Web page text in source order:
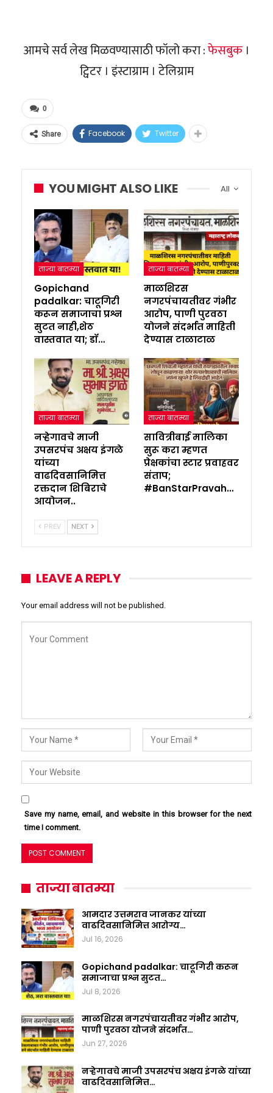
आमचे सर्व लेख मिळवण्यासाठी फॉलो करा :फेसबुक ।
ट्विटर । इंस्टाग्राम । टेलिग्राम
0
Share Facebook Twitter
All
YOU MIGHT ALSO LIKE
ताज्या बातम्या
Gopichand
padalkar: चाटूगिरी
करून समाजाचा प्रश्न
सुटत नाही,शेठ
वास्तवात या; डॉ…
ताज्या बातम्या
माळशिरस
नगरपंचायतीवर गंभीर
आरोप, पाणी पुरवठा
योजने संदर्भात माहिती
देण्यास टाळाटाळ
ताज्या बातम्या
नऱ्हेगावचे माजी
उपसरपंच अक्षय इंगळे
यांच्या
वाढदिवसानिमित्त
रक्तदान शिबिराचे
आयोजन..
ताज्या बातम्या
सावित्रीबाई मालिका
सुरू करा म्हणत
प्रेक्षकांचा स्टार प्रवाहवर
संताप;
#BanStarPravah…
PREV NEXT
LEAVE A REPLY
Your email address will not be published.
Save my name, email, and website in this browser for the next
time I comment.
ताज्या बातम्या
आमदार उत्तमराव जानकर यांच्या
वाढदिवसानिमित्त आरोग्य…
Jul 16, 2026
Gopichand padalkar: चाटूगिरी करून
समाजाचा प्रश्न सुटत…
Jul 8, 2026
माळशिरस नगरपंचायतीवर गंभीर आरोप,
पाणी पुरवठा योजने संदर्भात…
Jun 27, 2026
नऱ्हेगावचे माजी उपसरपंच अक्षय इंगळे यांच्या
वाढदिवसानिमित्त…